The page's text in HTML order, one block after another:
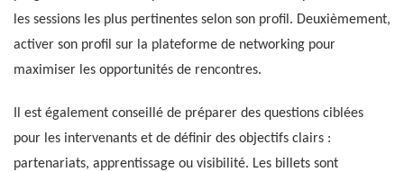
les sessions les plus pertinentes selon son profil. Deuxièmement,
activer son profil sur la plateforme de networking pour
maximiser les opportunités de rencontres.
Il est également conseillé de préparer des questions ciblées
pour les intervenants et de définir des objectifs clairs :
partenariats, apprentissage ou visibilité. Les billets sont